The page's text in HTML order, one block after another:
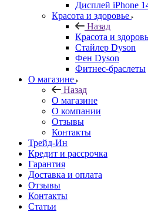
Дисплей iPhone
Красота и здоровье
Назад
Красота и
Стайлер Dyson
Фен Dyson
Фитнес-браслеты
О магазине
Назад
О магазине
О компании
Отзывы
Контакты
Трейд-Ин
Кредит и рассрочка
Гарантия
Доставка и оплата
Отзывы
Контакты
Статьи